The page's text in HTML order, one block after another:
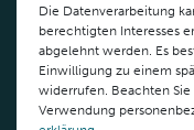
Sie erklären sich damit
Die Datenverarbeitung
berechtigten Interesses
abgelehnt werden. Es
Einwilligung zu einem
widerrufen. Beachten Sie
Verwendung